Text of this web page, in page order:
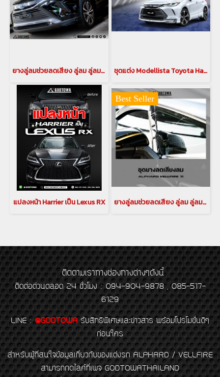
ยางลู่ลมช่วยลดเสียง ลู่ลม ลู่ลมอัลพาร์ด ลู่ลมเวลไฟร์ ลดเสียง อุปกรณลดเสียงรบกวนสำหรับรถอัลพาร์ด เวลไฟร์ กันเสียงลม ลดเสียงรบกวน(copy) ชุดแต่ง Modellista Toyota Harrier
แปลงหน้า Harrier เป็น Lexus RX
Best Seller
ยางลู่ลมช่วยลดเสียง ลู่ลม ลู่ลมอัลพาร์ด ลู่ลมเวลไฟร์ ลดเสียง อุปกรณลดเสียงรบกวนสำหรับรถอัลพาร์ด เวลไฟร์ กันเสียงลม ลดเสียงรบกวน(copy)
ติดตามเราทางช่องทางต่างๆดังนี้
ติดต่อด่วนตลอด 24 ชั่วโมง : 094-904-9878 , 085-517-
6129
LINE : @GODTOWA รับสิทธิพิเศษและข่าวสาร พร้อมโปรโมชั่นดีๆ
ก่อนใคร
สำหรับผู้ที่สนใจข้อมูลเกี่ยวกับของแต่งรถ ALPHARD / VELLFIRE
สามารถกดไลค์ที่เพจ GODTOWATHAILAND